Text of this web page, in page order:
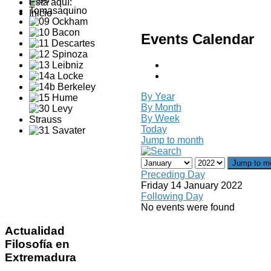
Está aquí:
Inicio
Events Calendar
By Year
By Month
By Week
Today
Jump to month
Jump to
Preceding Day
Friday 14 January 2022
Following Day
No events were found
Actualidad
Filosofía en
Extremadura